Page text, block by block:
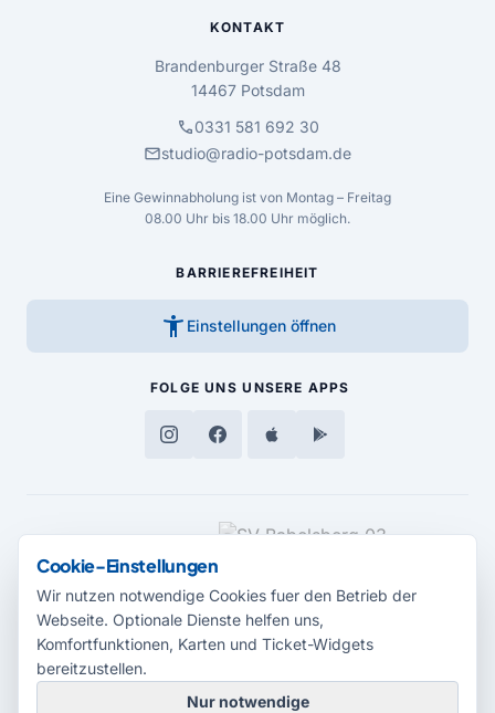
KONTAKT
Brandenburger Straße 48
14467 Potsdam
call0331 581 692 30
mailstudio@radio-potsdam.de
Eine Gewinnabholung ist von Montag – Freitag
08.00 Uhr bis 18.00 Uhr möglich.
BARRIEREFREIHEIT
accessibility_new Einstellungen öffnen
FOLGE UNS UNSERE APPS
MEDIENPARTNER
Cookie-Einstellungen
Wir nutzen notwendige Cookies fuer den Betrieb der
Webseite. Optionale Dienste helfen uns,
Komfortfunktionen, Karten und Ticket-Widgets
bereitzustellen.
Nur notwendige